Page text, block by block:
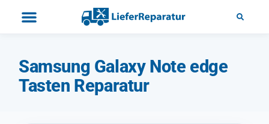
Samsung Galaxy Note edge
Tasten Reparatur